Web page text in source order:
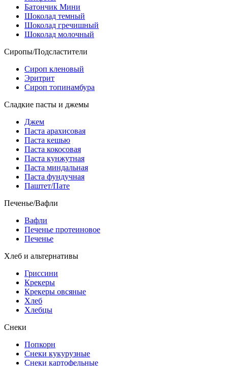
Батончик Мини
Шоколад темный
Шоколад гречишный
Шоколад молочный
Сиропы/Подсластители
Сироп кленовый
Эритрит
Сироп топинамбура
Сладкие пасты и джемы
Джем
Паста арахисовая
Паста кешью
Паста кокосовая
Паста кунжутная
Паста миндальная
Паста фундучная
Паштет/Пате
Печенье/Вафли
Вафли
Печенье протеиновое
Печенье
Хлеб и альтернативы
Гриссини
Крекеры
Крекеры овсяные
Хлеб
Хлебцы
Снеки
Попкорн
Снеки кукурузные
Снеки картофельные